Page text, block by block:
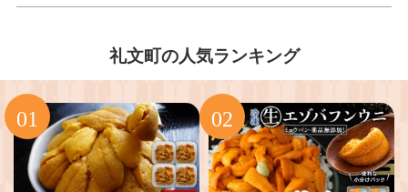
礼文町の人気ランキング